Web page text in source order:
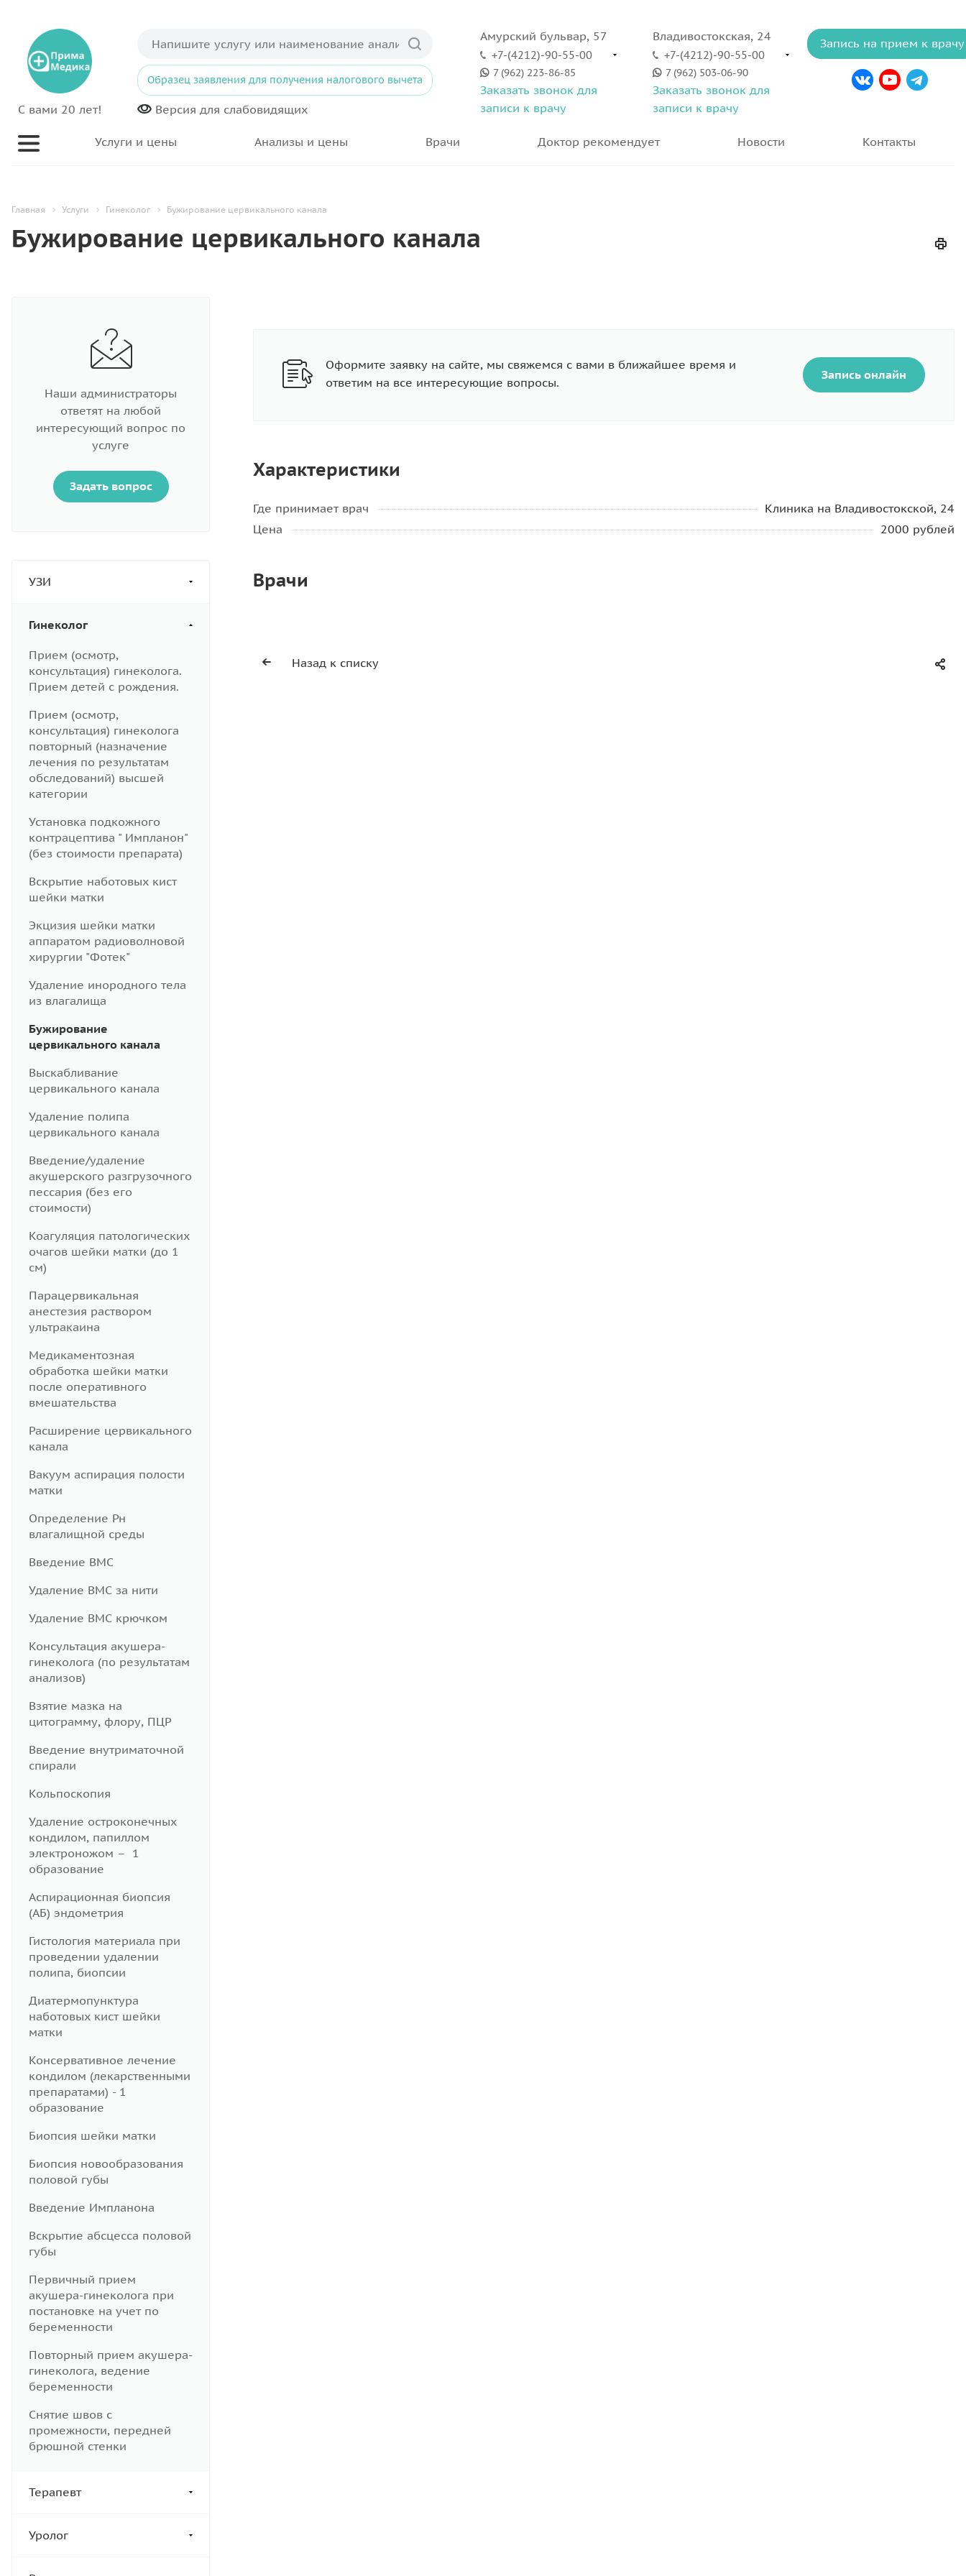
С вами 20 лет!
Образец заявления для получения налогового вычета
Версия для слабовидящих
Запись на прием к врачу
Амурский бульвар, 57
+7-(4212)-90-55-00
7 (962) 223-86-85
Заказать звонок для
записи к врачу
Владивостокская, 24
+7-(4212)-90-55-00
7 (962) 503-06-90
Заказать звонок для
записи к врачу
Услуги и цены Анализы и цены Врачи Доктор рекомендует Новости Контакты
Главная Услуги Гинеколог Бужирование цервикального канала
Бужирование цервикального канала
Наши администраторы
ответят на любой
интересующий вопрос по
услуге
Задать вопрос
УЗИ
Гинеколог
Прием (осмотр,
консультация) гинеколога.
Прием детей с рождения.
Прием (осмотр,
консультация) гинеколога
повторный (назначение
лечения по результатам
обследований) высшей
категории
Установка подкожного
контрацептива " Импланон"
(без стоимости препарата)
Вскрытие наботовых кист
шейки матки
Экцизия шейки матки
аппаратом радиоволновой
хирургии "Фотек"
Удаление инородного тела
из влагалища
Бужирование
цервикального канала
Выскабливание
цервикального канала
Удаление полипа
цервикального канала
Введение/удаление
акушерского разгрузочного
пессария (без его
стоимости)
Коагуляция патологических
очагов шейки матки (до 1
см)
Парацервикальная
анестезия раствором
ультракаина
Медикаментозная
обработка шейки матки
после оперативного
вмешательства
Расширение цервикального
канала
Вакуум аспирация полости
матки
Определение Рн
влагалищной среды
Введение ВМС
Удаление ВМС за нити
Удаление ВМС крючком
Консультация акушера-
гинеколога (по результатам
анализов)
Взятие мазка на
цитограмму, флору, ПЦР
Введение внутриматочной
спирали
Кольпоскопия
Удаление остроконечных
кондилом, папиллом
электроножом – 1
образование
Аспирационная биопсия
(АБ) эндометрия
Гистология материала при
проведении удалении
полипа, биопсии
Диатермопунктура
наботовых кист шейки
матки
Консервативное лечение
кондилом (лекарственными
препаратами) - 1
образование
Биопсия шейки матки
Биопсия новообразования
половой губы
Введение Импланона
Вскрытие абсцесса половой
губы
Первичный прием
акушера-гинеколога при
постановке на учет по
беременности
Повторный прием акушера-
гинеколога, ведение
беременности
Снятие швов с
промежности, передней
брюшной стенки
Терапевт
Уролог
Оформите заявку на сайте, мы свяжемся с вами в ближайшее время и
ответим на все интересующие вопросы.
Запись онлайн
Характеристики
Где принимает врач
Клиника на Владивостокской, 24
Цена
2000 рублей
Врачи
Назад к списку